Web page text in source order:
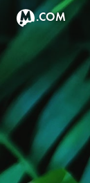
.COM